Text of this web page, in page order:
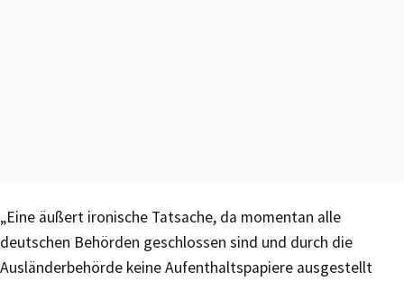
„Eine äußert ironische Tatsache, da momentan alle
deutschen Behörden geschlossen sind und durch die
Ausländerbehörde keine Aufenthaltspapiere ausgestellt